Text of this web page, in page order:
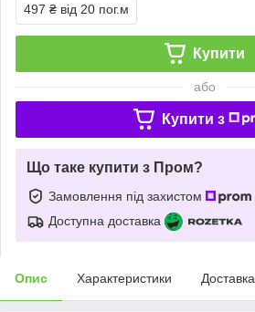
497 ₴ від 20 пог.м
Купити
або
Купити з
Що таке купити з Пром?
Замовлення під захистом
Доступна доставка
Опис Характеристики Доставка